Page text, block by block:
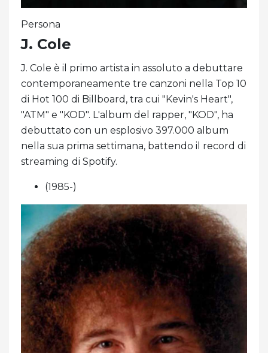
Persona
J. Cole
J. Cole è il primo artista in assoluto a debuttare
contemporaneamente tre canzoni nella Top 10
di Hot 100 di Billboard, tra cui "Kevin's Heart",
"ATM" e "KOD". L'album del rapper, "KOD", ha
debuttato con un esplosivo 397.000 album
nella sua prima settimana, battendo il record di
streaming di Spotify.
(1985-)